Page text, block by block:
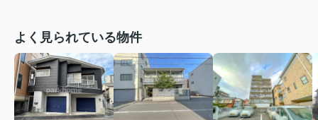
よく見られている物件